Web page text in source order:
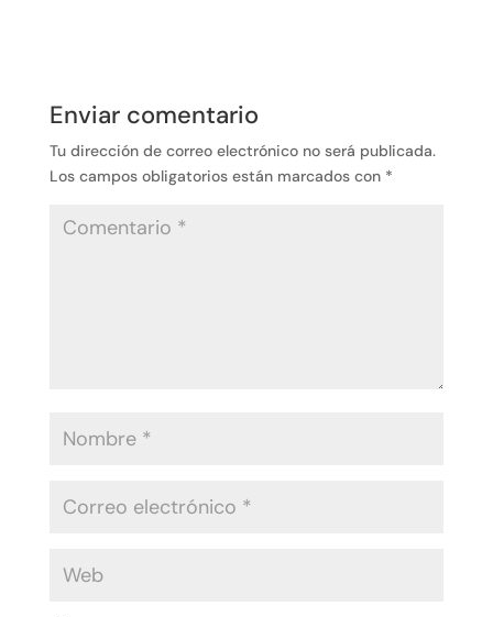
Enviar comentario
Tu dirección de correo electrónico no será publicada.
Los campos obligatorios están marcados con *